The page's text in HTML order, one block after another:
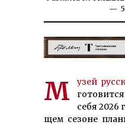
Музей
себя 2026
щем се­зоне